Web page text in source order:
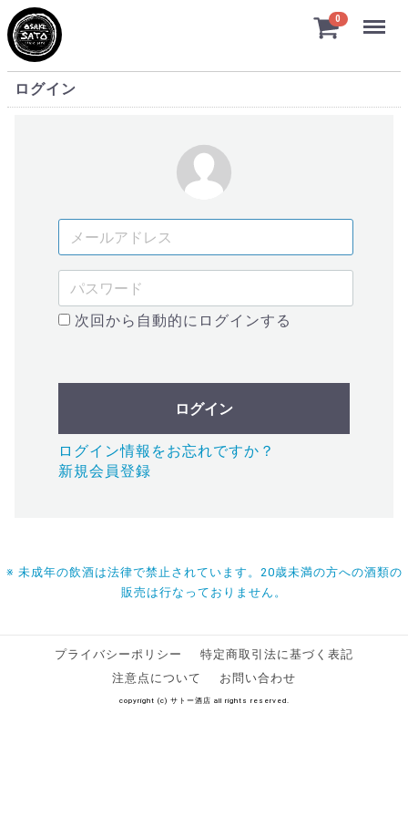
MYページ/ログイン
0 Menu
ログイン
次回から自動的にログインする
ログイン
ログイン情報をお忘れですか？
新規会員登録
※ 未成年の飲酒は法律で禁止されています。20歳未満の方への酒類の
販売は行なっておりません。
プライバシーポリシー
特定商取引法に基づく表記
注意点について
お問い合わせ
copyright (c) サトー酒店 all rights reserved.